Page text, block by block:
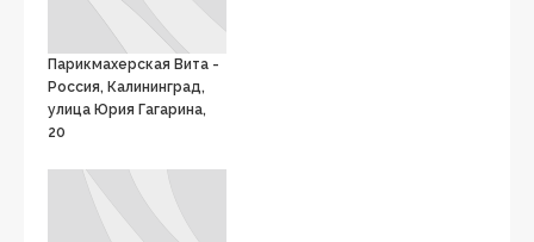
Парикмахерская Вита -
Россия, Калининград,
улица Юрия Гагарина,
20